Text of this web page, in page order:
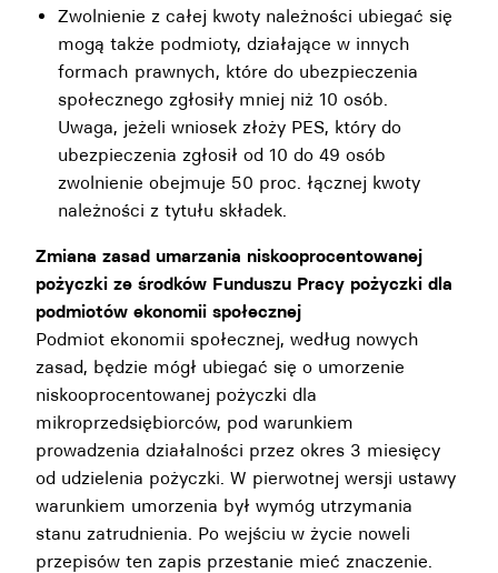
Zwolnienie z całej kwoty należności ubiegać się
mogą także podmioty, działające w innych
formach prawnych, które do ubezpieczenia
społecznego zgłosiły mniej niż 10 osób.
Uwaga, jeżeli wniosek złoży PES, który do
ubezpieczenia zgłosił od 10 do 49 osób
zwolnienie obejmuje 50 proc. łącznej kwoty
należności z tytułu składek.
Zmiana zasad umarzania niskooprocentowanej
pożyczki ze środków Funduszu Pracy pożyczki dla
podmiotów ekonomii społecznej
Podmiot ekonomii społecznej, według nowych
zasad, będzie mógł ubiegać się o umorzenie
niskooprocentowanej pożyczki dla
mikroprzedsiębiorców, pod warunkiem
prowadzenia działalności przez okres 3 miesięcy
od udzielenia pożyczki. W pierwotnej wersji ustawy
warunkiem umorzenia był wymóg utrzymania
stanu zatrudnienia. Po wejściu w życie noweli
przepisów ten zapis przestanie mieć znaczenie.